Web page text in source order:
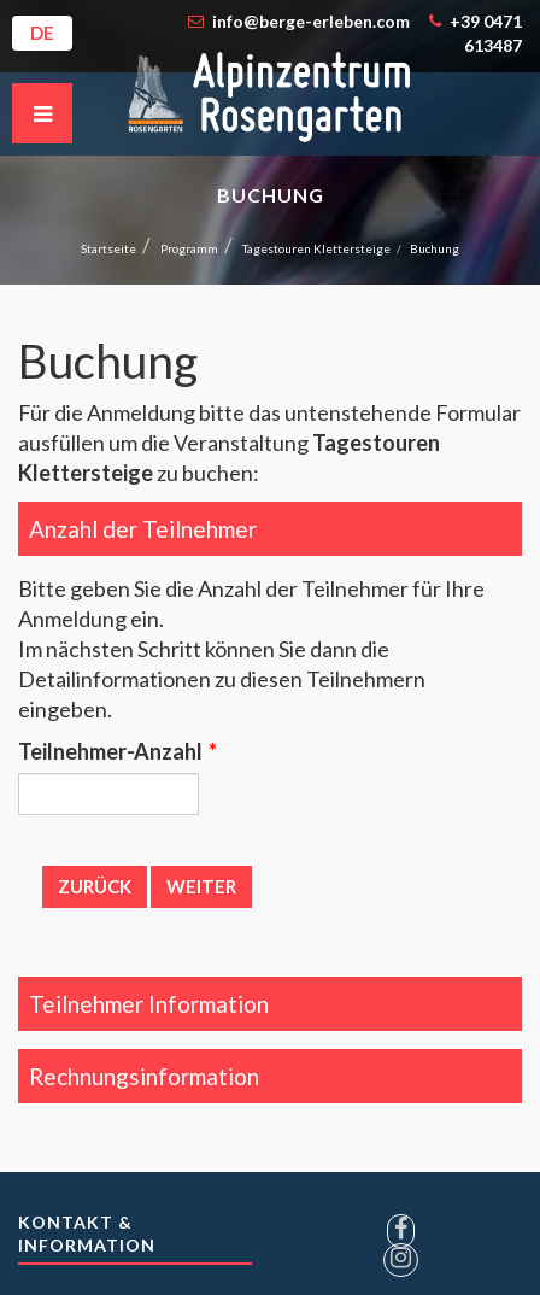
DE
info@berge-erleben.com
+39 0471
613487
BUCHUNG
Startseite Programm Tagestouren Klettersteige Buchung
Buchung
Für die Anmeldung bitte das untenstehende Formular
ausfüllen um die VeranstaltungTagestouren
Klettersteigezu buchen:
Anzahl der Teilnehmer
Bitte geben Sie die Anzahl der Teilnehmer für Ihre
Anmeldung ein.
Im nächsten Schritt können Sie dann die
Detailinformationen zu diesen Teilnehmern
eingeben.
Teilnehmer-Anzahl *
Teilnehmer Information
Rechnungsinformation
KONTAKT &
INFORMATION